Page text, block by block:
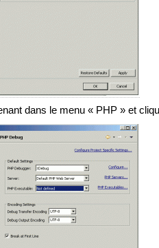
dans le menu « PHP » et